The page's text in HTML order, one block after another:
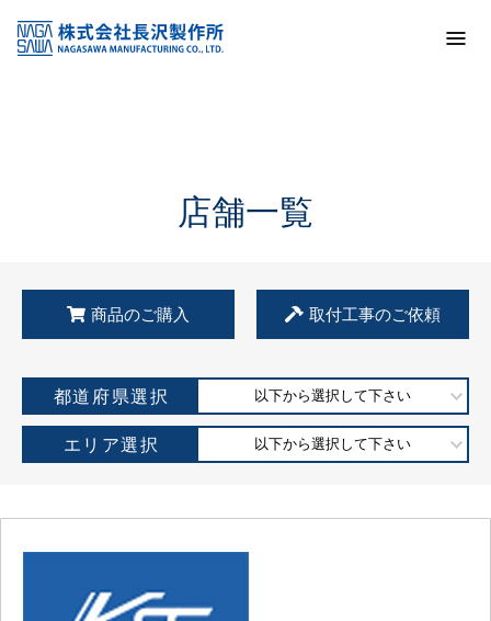
KSS加盟店・取扱店情報
店舗一覧
店舗一覧
商品のご購入 取付工事のご依頼
都道府県選択 以下から選択して下さい
エリア選択 以下から選択して下さい